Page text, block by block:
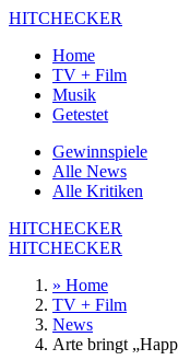
HITCHECKER
Home
TV + Film
Musik
Getestet
Gewinnspiele
Alle News
Alle Kritiken
HITCHECKER
HITCHECKER
» Home
TV + Film
News
Arte bringt